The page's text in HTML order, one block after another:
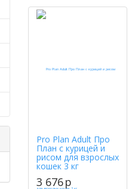
Pro Plan Adult Про
План с курицей и
рисом для взрослых
кошек 3 кг
3 676p